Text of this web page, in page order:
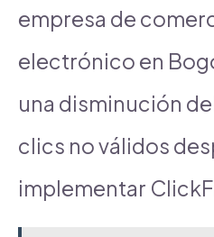
empresa de
electrónico en
una disminución
clics no válidos
implementar